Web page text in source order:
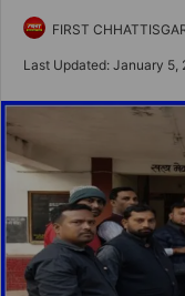
FIRST
Last Updated: January 5,